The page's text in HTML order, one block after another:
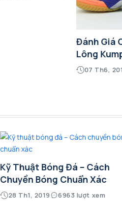
Đánh Giá
Lông
07 Th6,
Kỹ Thuật Bóng Đá – Cách
Chuyền Bóng Chuẩn Xác
28 Th1, 2019 6963 lượt xem